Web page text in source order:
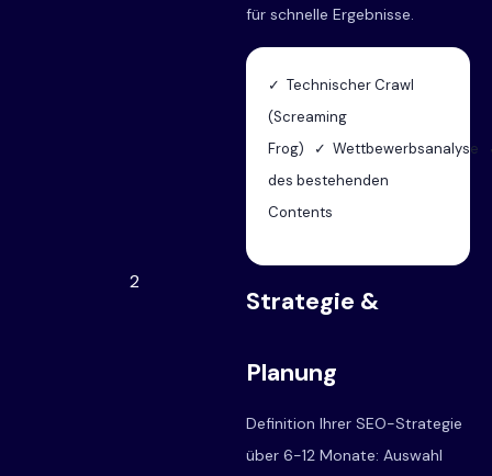
für schnelle Ergebnisse.
✓ Technischer Crawl
(Screaming
Frog) ✓ Wettbewerbsanalyse
des bestehenden
Contents
2
Strategie &
Planung
Definition Ihrer SEO-Strategie
über 6-12 Monate: Auswahl